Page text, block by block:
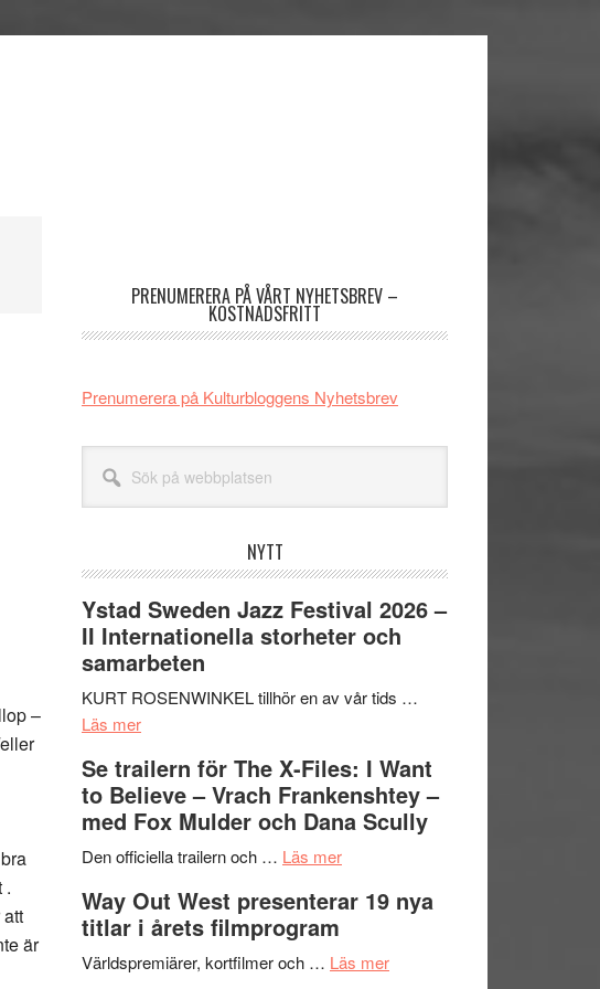
–
.
är
PRENUMERERA PÅ VÅRT NYHETSBREV –
KOSTNADSFRITT
Prenumerera på Kulturbloggens Nyhetsbrev
webbplatsen
NYTT
Ystad Sweden Jazz Festival 2026 –
II Internationella storheter och
samarbeten
KURT ROSENWINKEL tillhör en av vår tids …
Läs merom
Sweden
Jazz
Festival
2026
II
Internationella
storheter
Se trailern för The X-Files: I Want
to Believe – Vrach Frankenshtey –
med Fox Mulder och Dana Scully
Den officiella trailern och … Läs merom
trailern
The
Way Out West presenterar 19 nya
titlar i årets filmprogram
Världspremiärer, kortfilmer och … Läs merom